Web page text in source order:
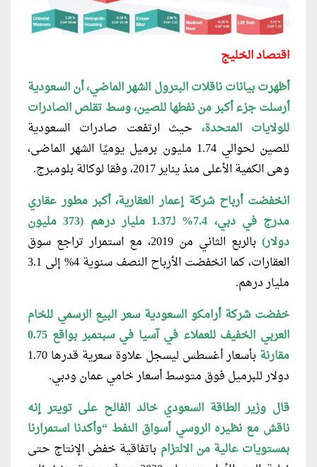
اقتصاد الخليج
أظهرت بيانات ناقلات البترول الشهر الماضي، أن السعودية
أرسلت جزء أكبر من نفطها للصين، وسط تقلص الصادرات
للولايات المتحدة، حيث ارتفعت صادرات السعودية
للصين لحوالي 1.74 مليون برميل يوميًا الشهر الماضى،
وهى الكمية الأعلى منذ يناير 2017، وفقا لوكالة بلومبرج.
انخفضت أرباح شركة إعمار العقارية، أكبر مطور عقاري
مدرج في دبي، 7.4% لـ1.37 مليار درهم (373 مليون
دولار)
بالربع الثاني من 2019، مع استمرار تراجع سوق
العقارات، كما انخفضت الأرباح النصف سنوية 4% إلى 3.1
مليار درهم.
خفضت شركة أرامكو السعودية سعر البيع الرسمي للخام
العربي الخفيف للعملاء في آسيا في سبتمبر بواقع 0.75
مقارنة
بأسعار أغسطس ليسجل علاوة سعرية قدرها 1.70
دولار للبرميل فوق متوسط أسعار خامي عمان ودبي.
قال وزير الطاقة السعودي خالد الفالح على تويتر إنه
ناقش مع نظيره الروسي أسواق النفط “وأكدنا استمرارنا
بمستويات عالية من الالتزام باتفاقية خفض الإنتاج حتى